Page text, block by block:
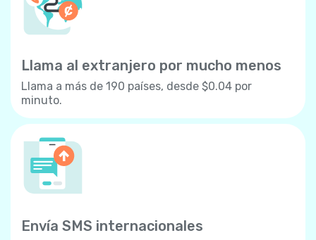
Llama al extranjero por mucho menos
Llama a más de 190 países, desde $0.04 por
minuto.
Envía SMS internacionales